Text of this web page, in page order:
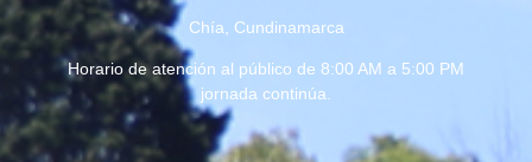
Chía, Cundinamarca
Horario de atención al público de 8:00 AM a 5:00 PM
jornada continúa.